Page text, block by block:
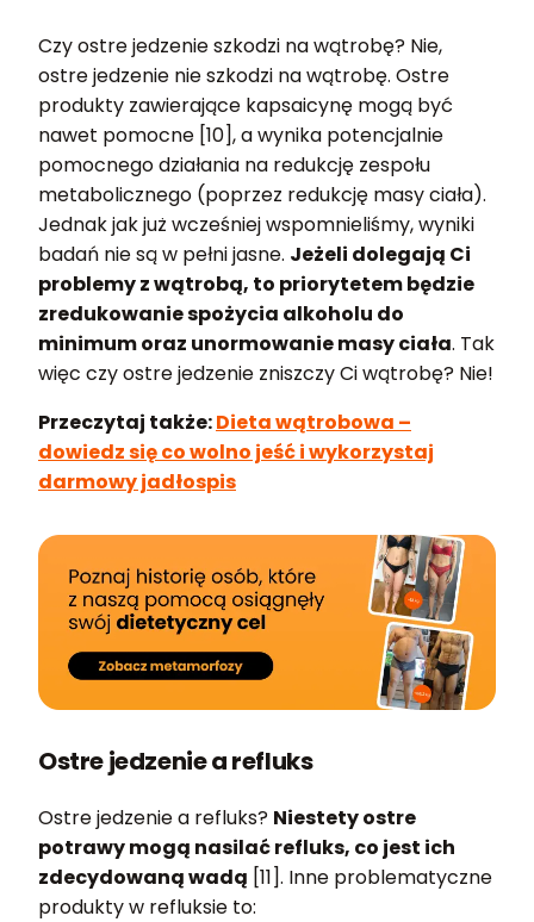
Czy ostre jedzenie szkodzi na wątrobę? Nie,
ostre jedzenie nie szkodzi na wątrobę. Ostre
produkty zawierające kapsaicynę mogą być
nawet pomocne [10], a wynika potencjalnie
pomocnego działania na redukcję zespołu
metabolicznego (poprzez redukcję masy ciała).
Jednak jak już wcześniej wspomnieliśmy, wyniki
badań nie są w pełni jasne. Jeżeli dolegają Ci
problemy z wątrobą, to priorytetem będzie
zredukowanie spożycia alkoholu do
minimum oraz unormowanie masy ciała. Tak
więc czy ostre jedzenie zniszczy Ci wątrobę? Nie!
Przeczytaj także:Dieta wątrobowa –
dowiedz się co wolno jeść i wykorzystaj
darmowy jadłospis
Ostre jedzenie a refluks
Ostre jedzenie a refluks? Niestety ostre
potrawy mogą nasilać refluks, co jest ich
zdecydowaną wadą [11]. Inne problematyczne
produkty w refluksie to: